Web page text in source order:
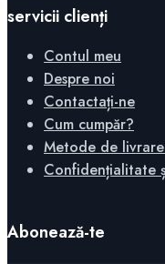
servicii clienți
Contul meu
Despre noi
Contactați-ne
Cum cumpăr?
Metode de
Confidențialitate
Abonează-te